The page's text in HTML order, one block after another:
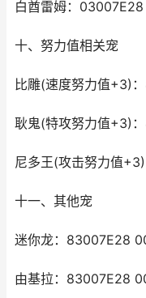
白酋雷姆：
十、努力值相关宠
比雕(速度努力值+3)
耿鬼(特攻努力值+3)
尼多王(攻击努力值
十一、其他宠
迷你龙：83007E28
由基拉：83007E28